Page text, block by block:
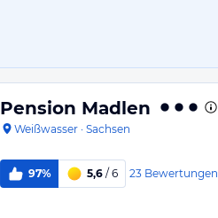
Pension Madlen
Weißwasser · Sachsen
97% 5,6 / 6 23 Bewertungen